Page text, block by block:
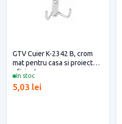
In stoc
GTV Cuier K-2342 B, crom
mat pentru casa si proiecte
eficiente
5,03 lei